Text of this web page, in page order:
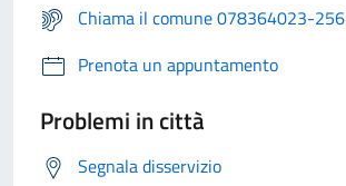
Chiama il comune 078364023-256
Prenota un appuntamento
Problemi in città
Segnala disservizio